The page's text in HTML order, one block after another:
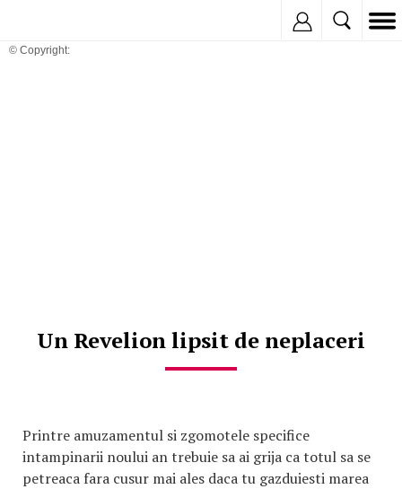
© Copyright:
Un Revelion lipsit de neplaceri
Printre amuzamentul si zgomotele specifice
intampinarii noului an trebuie sa ai grija ca totul sa se
petreaca fara cusur mai ales daca tu gazduiesti marea